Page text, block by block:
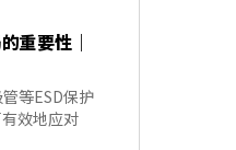
重要性｜
等ESD保护
效地应对